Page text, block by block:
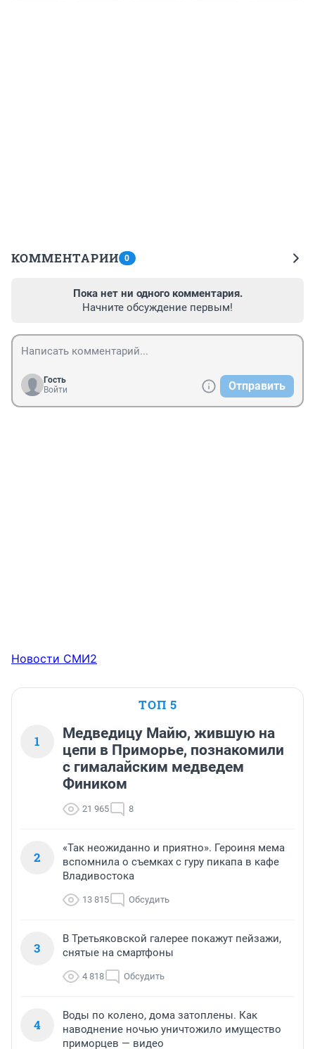
КОММЕНТАРИИ 0
Пока нет ни одного комментария.
Начните обсуждение первым!
Гость
Войти
Отправить
Новости СМИ2
ТОП 5
1
Медведицу Майю, жившую на
цепи в Приморье, познакомили
с гималайским медведем
Фиником
21 965 8
2
«Так неожиданно и приятно». Героиня мема
вспомнила о съемках с гуру пикапа в кафе
Владивостока
13 815 Обсудить
3
В Третьяковской галерее покажут пейзажи,
снятые на смартфоны
4 818 Обсудить
4
Воды по колено, дома затоплены. Как
наводнение ночью уничтожило имущество
приморцев — видео